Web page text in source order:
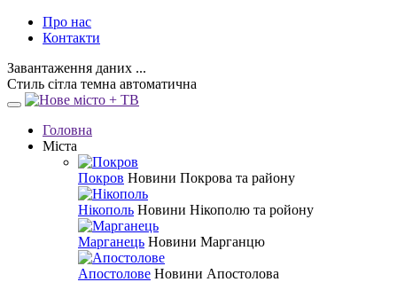
Про нас
Контакти
Завантаження даних ...
Стиль сітла темна автоматична
Головна
Міста
Покров Новини Покрова та району
Нікополь Новини Нікополю та ройону
Марганець Новини Марганцю
Апостолове Новини Апостолова